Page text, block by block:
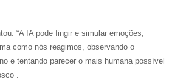
“A IA pode fingir e simular emoções,
como nós reagimos, observando o
e tentando parecer o mais humana possível